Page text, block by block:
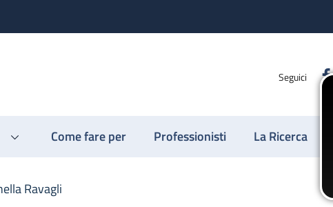
Seguici
Come fare per Professionisti La Ricerca
Ravagli